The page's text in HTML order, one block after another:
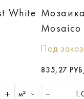
White
м²
Под заказ
835,27